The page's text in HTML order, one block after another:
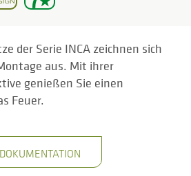
der Serie INCA zeichnen sich
aus. Mit ihrer
genießen Sie einen
Feuer.